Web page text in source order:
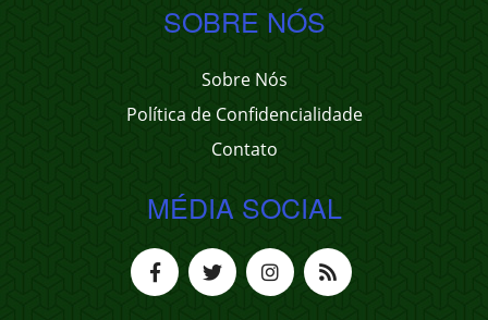
SOBRE NÓS
Sobre Nós
Política de Confidencialidade
Contato
MÉDIA SOCIAL